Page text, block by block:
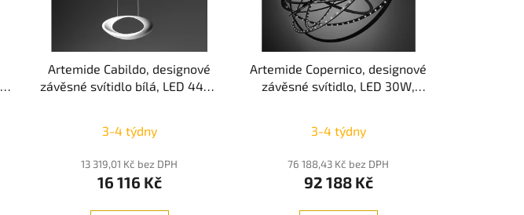
t
Artemide Cabildo, designové
závěsné svítidlo bílá, LED 44W,
hodnocení
produktu
je
3-4 týdny
13 319,01 Kč bez DPH
16 116 Kč
Artemide Copernico, designové
závěsné svítidlo, LED 30W,
3-4 týdny
76 188,43 Kč bez DPH
92 188 Kč